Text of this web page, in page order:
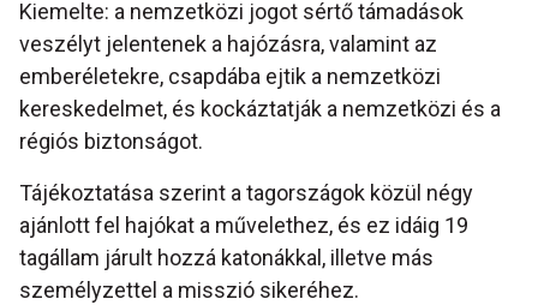
Kiemelte: a nemzetközi jogot sértő támadások
veszélyt jelentenek a hajózásra, valamint az
emberéletekre, csapdába ejtik a nemzetközi
kereskedelmet, és kockáztatják a nemzetközi és a
régiós biztonságot.
Tájékoztatása szerint a tagországok közül négy
ajánlott fel hajókat a művelethez, és ez idáig 19
tagállam járult hozzá katonákkal, illetve más
személyzettel a misszió sikeréhez.